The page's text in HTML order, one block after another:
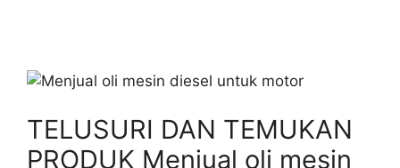
TELUSURI DAN TEMUKAN
PRODUK Menjual oli mesin